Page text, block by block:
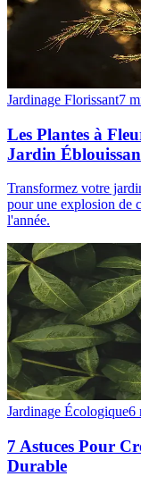
Jardinage Florissant7
Les Plantes à
Jardin
Transformez votre
pour une explosion de
l'année.
Jardinage Écologique6
7 Astuces Pour
Durable